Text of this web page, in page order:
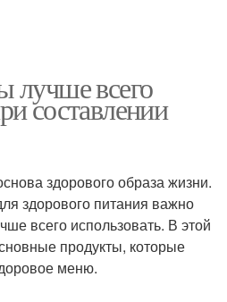
лучше всего
составлении
здорового образа жизни.
здорового питания важно
всего использовать. В этой
продукты, которые
меню.